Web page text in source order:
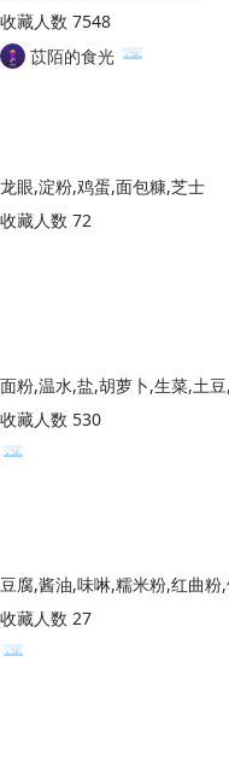
收藏人数 7548
苡陌的食光
龙眼,淀粉,鸡蛋,面包糠,芝士
收藏人数 72
面粉,温水,盐,胡萝卜,生菜,土
收藏人数 530
豆腐,酱油,味啉,糯米粉,红曲粉
收藏人数 27